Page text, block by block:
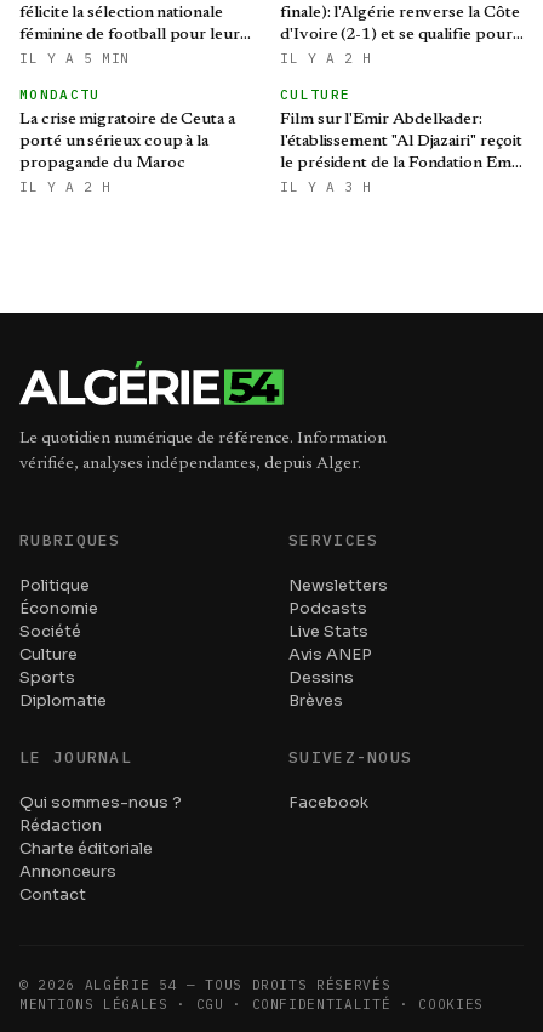
félicite la sélection nationale
féminine de football pour leur
qualification au Mondial 2027 et
IL Y A 5 MIN
finale): l'Algérie renverse la Côte
d'Ivoire (2-1) et se qualifie pour
le Mondial brésilien
IL Y A 2 H
MONDACTU
La crise migratoire de Ceuta a
porté un sérieux coup à la
propagande du Maroc
IL Y A 2 H
CULTURE
Film sur l'Emir Abdelkader:
l'établissement "Al Djazairi" reçoit
le président de la Fondation Emir
Abdelkader
IL Y A 3 H
Le quotidien numérique de référence. Information
vérifiée, analyses indépendantes, depuis Alger.
RUBRIQUES
Politique
Économie
Société
Culture
Sports
Diplomatie
SERVICES
Newsletters
Podcasts
Live Stats
Avis ANEP
Dessins
Brèves
LE JOURNAL
Qui sommes-nous ?
Rédaction
Charte éditoriale
Annonceurs
Contact
SUIVEZ-NOUS
Facebook
© 2026
ALGÉRIE 54 — TOUS DROITS RÉSERVÉS
MENTIONS LÉGALES · CGU · CONFIDENTIALITÉ · COOKIES